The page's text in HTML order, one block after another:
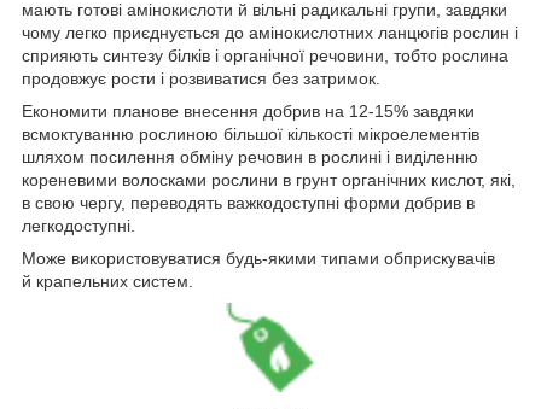
мають готові амінокислоти й вільні радикальні групи, завдяки
чому легко приєднується до амінокислотних ланцюгів рослин і
сприяють синтезу білків і органічної речовини, тобто рослина
продовжує рости і розвиватися без затримок.
Економити планове внесення добрив на 12-15% завдяки
всмоктуванню рослиною більшої кількості мікроелементів
шляхом посилення обміну речовин в рослині і виділенню
кореневими волосками рослини в грунт органічних кислот, які,
в свою чергу, переводять важкодоступні форми добрив в
легкодоступні.
Може використовуватися будь-якими типами обприскувачів
й крапельних систем.